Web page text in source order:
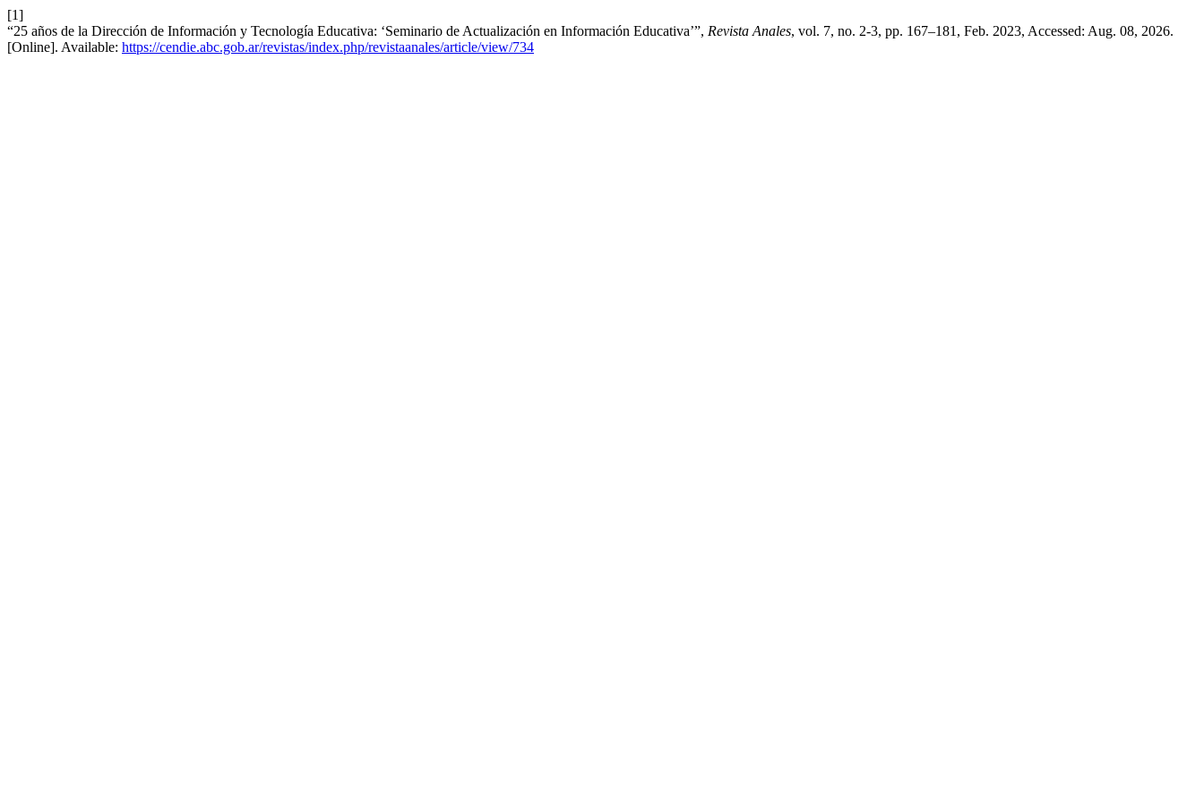
[1]
“25 años de la Dirección de Información y Tecnología Educativa: ‘Seminario de Actualización en Información Educativa’”, Revista Anales, vol. 7, no. 2-3, pp. 167–181, Feb. 2023, Accessed: Aug. 08, 2026.
[Online]. Available: https://cendie.abc.gob.ar/revistas/index.php/revistaanales/article/view/734